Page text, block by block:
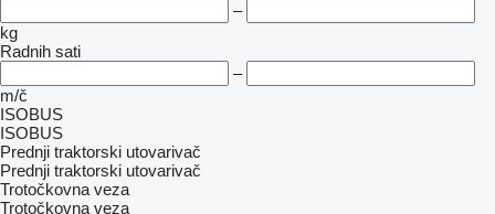
–
kg
Radnih sati
–
m/č
ISOBUS
ISOBUS
Prednji traktorski utovarivač
Prednji traktorski utovarivač
Trotočkovna veza
Trotočkovna veza